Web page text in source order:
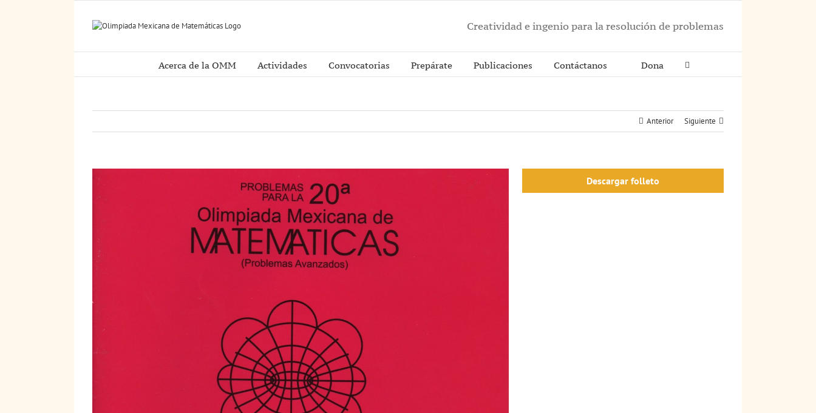
Creatividad e ingenio para la resolución de problemas
Acerca de la OMM Actividades Convocatorias Prepárate Publicaciones Contáctanos Dona
Anterior Siguiente
Descargar folleto